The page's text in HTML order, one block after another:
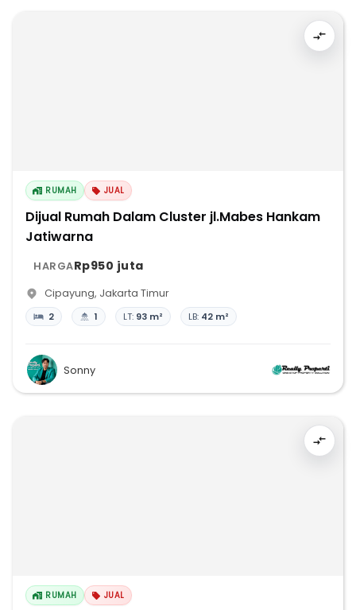
RUMAH JUAL
Dijual Rumah Dalam Cluster jl.Mabes Hankam
Jatiwarna
HARGARp950 juta
Cipayung, Jakarta Timur
2 1 LT: 93 m² LB: 42 m²
Sonny
RUMAH JUAL